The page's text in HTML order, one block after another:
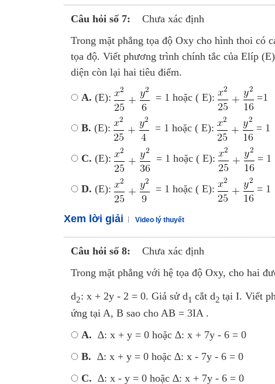
Câu hỏi số 7:
Chưa xác định
Trong mặt phẳng tọa độ Oxy cho hình thoi có
tọa độ. Viết phương trình chính tắc của Elíp
diện còn lại hai tiêu điểm.
A. (E): = 1 hoặc ( E): =1
B. (E): = 1 hoặc ( E): = 1
C. (E): = 1 hoặc ( E): = 1
D. (E): = 1 hoặc ( E): = 1
Xem lời giải Video lý thuyết
Câu hỏi số 8:
Chưa xác định
Trong mặt phẳng với hệ tọa độ Oxy, cho hai
d2: x + 2y - 2 = 0. Giả sử d1 cắt d2 tại I. Viết
ứng tại A, B sao cho AB = 3IA .
A. ∆: x + y = 0 hoặc ∆: x + 7y - 6 = 0
B. ∆: x + y = 0 hoặc ∆: x - 7y - 6 = 0
C. ∆: x - y = 0 hoặc ∆: x + 7y - 6 = 0